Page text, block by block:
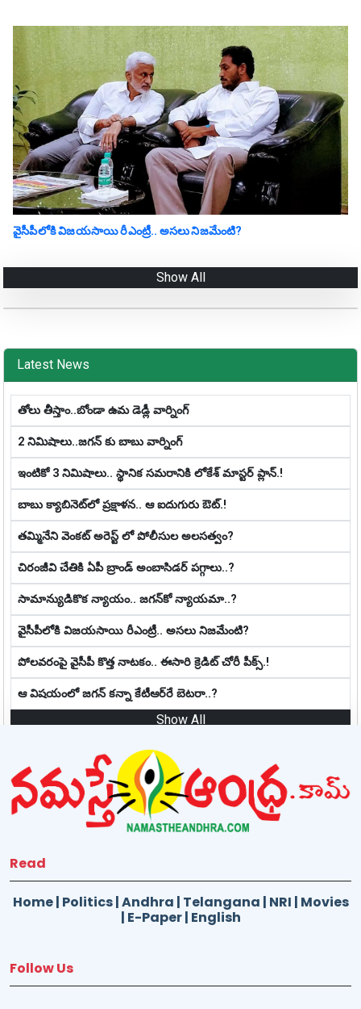
వైసీపీలోకి విజయసాయి రీఎంట్రీ.. అసలు నిజమేంటి?
Show All
Latest News
తోలు తీస్తాం..బోండా ఉమ డెడ్లీ వార్నింగ్
2 నిమిషాలు..జగన్ కు బాబు వార్నింగ్
ఇంటికో 3 నిమిషాలు.. స్థానిక స‌మ‌రానికి లోకేశ్ మాస్ట‌ర్ ప్లాన్‌.!
బాబు క్యాబినెట్‌లో ప్ర‌క్షాళ‌న‌.. ఆ ఐదుగురు ఔట్‌.!
తమ్మినేని వెంకట్ అరెస్ట్ లో పోలీసుల అలసత్వం?
చిరంజీవి చేతికి ఏపీ బ్రాండ్ అంబాసిడర్ పగ్గాలు..?
సామాన్యుడికొక న్యాయం.. జ‌గ‌న్‌కో న్యాయ‌మా..?
వైసీపీలోకి విజయసాయి రీఎంట్రీ.. అసలు నిజమేంటి?
పోలవరంపై వైసీపీ కొత్త నాట‌కం.. ఈసారి క్రెడిట్ చోరీ పీక్స్.!
ఆ విష‌యంలో జ‌గ‌న్ క‌న్నా కేటీఆర్‌రే బెట‌రా..?
Show All
Read
Home| Politics|Andhra | Telangana | NRI | Movies
| E-Paper| English
Follow Us